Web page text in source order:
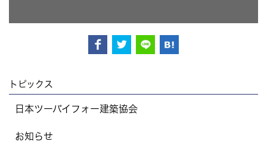
トピックス
日本ツーバイフォー建築協会
お知らせ